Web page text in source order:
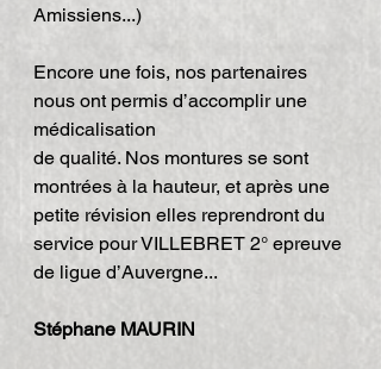
Amissiens...)
Encore une fois, nos partenaires
nous ont permis d’accomplir une
médicalisation
de qualité. Nos montures se sont
montrées à la hauteur, et après une
petite révision elles reprendront du
service pour VILLEBRET 2° epreuve
de ligue d’Auvergne...
Stéphane MAURIN